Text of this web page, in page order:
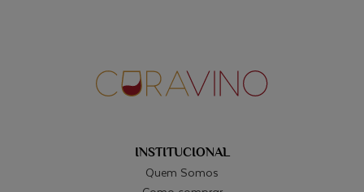
INSTITUCIONAL
Quem Somos